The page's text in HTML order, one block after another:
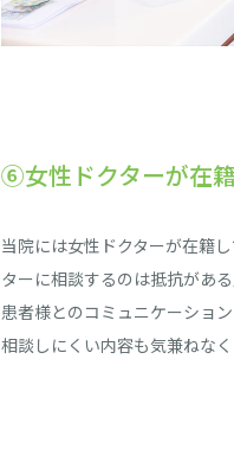
⑥女性ドクターが在籍
当院には女性ドクターが在籍
ターに相談するのは抵抗があ
患者様とのコミュニケーショ
相談しにくい内容も気兼ねなく